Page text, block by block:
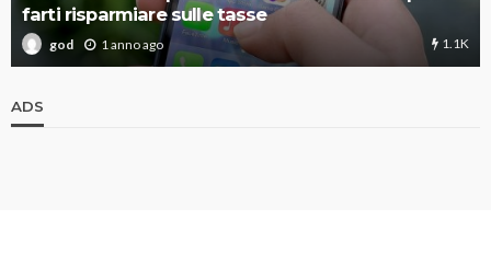
farti risparmiare sulle tasse
god 1 anno ago 1.1K
ADS